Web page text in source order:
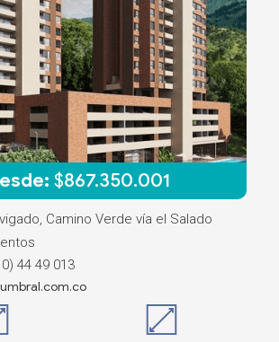
$867.350.001
Camino Verde vía el Salado
44 49 013